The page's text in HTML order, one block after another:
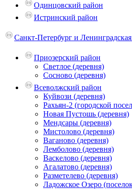
Одинцовский район
Истринский район
Санкт-Петербург и Ленинградская
Приозерский район
Светлое (деревня)
Сосново (деревня)
Всеволжский район
Куйвози (деревня)
Рахьян-2 (городской
Новая Пустошь (деревня)
Мендсары (деревня)
Мистолово (деревня)
Ваганово (деревня)
Лемболово (деревня)
Васкелово (деревня)
Агалатово (деревня)
Разметелево (деревня)
Ладожское Озеро